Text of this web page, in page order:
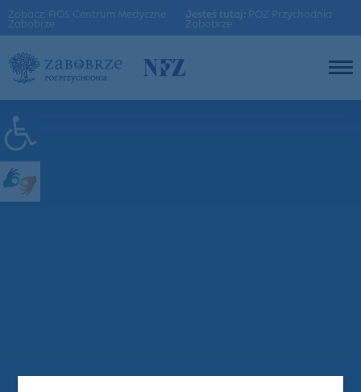
Zobacz: AOS Centrum Medyczne
Zabobrze
Jesteś tutaj: POZ Przychodnia
Zabobrze